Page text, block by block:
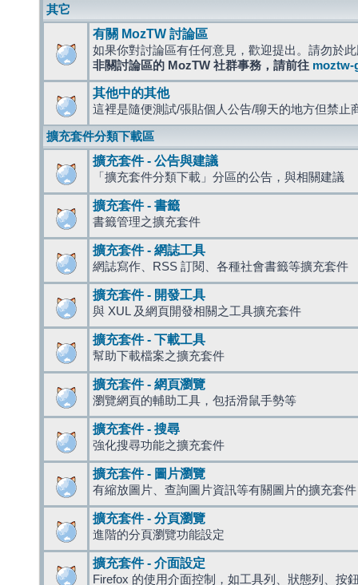
其它
有關 MozTW 討論區
如果你對討論區有任何意見，歡迎提出。請勿於
非關討論區的 MozTW 社群事務，請前往 moztw-
其他中的其他
這裡是隨便測試/張貼個人公告/聊天的地方但禁止
擴充套件分類下載區
擴充套件 - 公告與建議
「擴充套件分類下載」分區的公告，與相關建議
擴充套件 - 書籤
書籤管理之擴充套件
擴充套件 - 網誌工具
網誌寫作、RSS 訂閱、各種社會書籤等擴充套件
擴充套件 - 開發工具
與 XUL 及網頁開發相關之工具擴充套件
擴充套件 - 下載工具
幫助下載檔案之擴充套件
擴充套件 - 網頁瀏覽
瀏覽網頁的輔助工具，包括滑鼠手勢等
擴充套件 - 搜尋
強化搜尋功能之擴充套件
擴充套件 - 圖片瀏覽
有縮放圖片、查詢圖片資訊等有關圖片的擴充套件
擴充套件 - 分頁瀏覽
進階的分頁瀏覽功能設定
擴充套件 - 介面設定
Firefox 的使用介面控制，如工具列、狀態列、按